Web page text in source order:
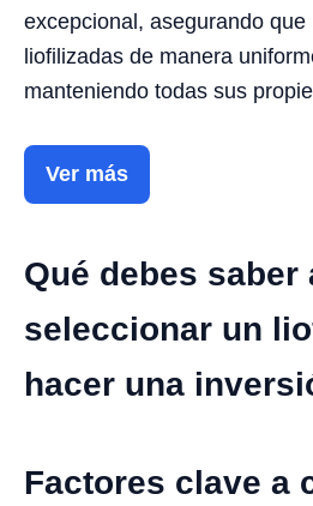
excepcional, asegurando
liofilizadas de manera
manteniendo todas sus
Ver más
Qué debes saber
seleccionar un
hacer una
Factores clave a